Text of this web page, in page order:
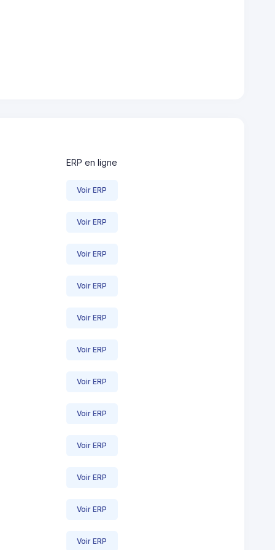
ERP en ligne
Voir ERP
Voir ERP
Voir ERP
Voir ERP
Voir ERP
Voir ERP
Voir ERP
Voir ERP
Voir ERP
Voir ERP
Voir ERP
Voir ERP